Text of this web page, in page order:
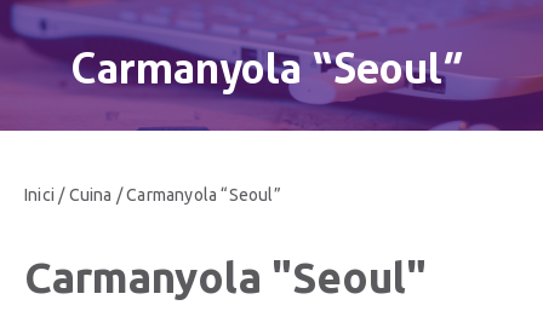
Carmanyola “Seoul”
Inici /Cuina / Carmanyola “Seoul”
Carmanyola "Seoul"